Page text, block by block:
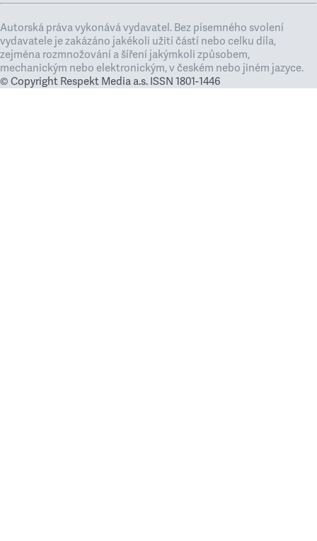
Autorská práva vykonává vydavatel. Bez písemného svolení
vydavatele je zakázáno jakékoli užití částí nebo celku díla,
zejména rozmnožování a šíření jakýmkoli způsobem,
mechanickým nebo elektronickým, v českém nebo jiném jazyce.
© Copyright Respekt Media a.s. ISSN 1801-1446